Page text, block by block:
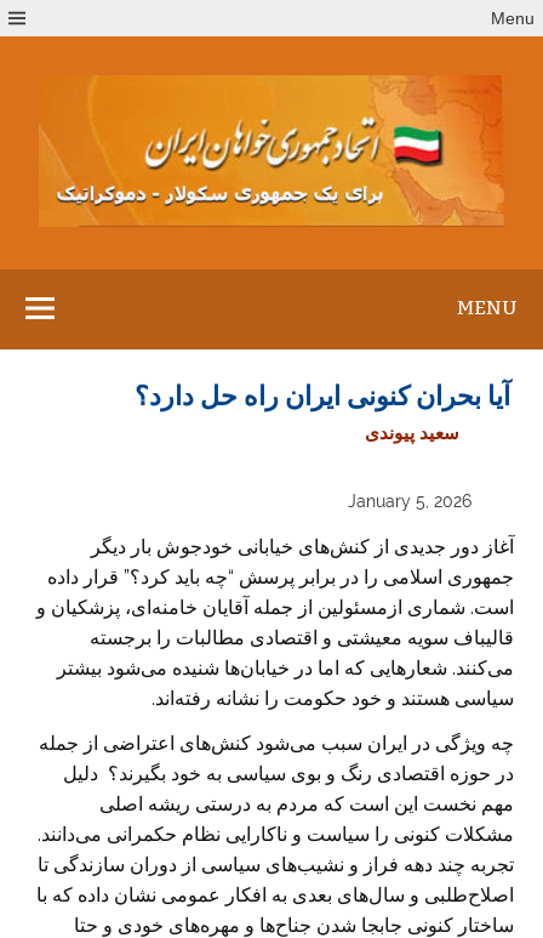
to
Menu
MENU
آیا بحران کنونی ایران راه حل دارد؟
سعید پیوندی
January 5, 2026
آغاز دور جدیدی از کنش‌های خیابانی خودجوش بار دیگر
جمهوری اسلامی را در برابر پرسش “چه باید کرد؟” قرار داده
است. شماری ازمسئولین از جمله آقایان خامنه‌ای، پزشکیان و
قالیباف سویه معیشتی و اقتصادی مطالبات را برجسته
می‌کنند. شعارهایی که اما در خیابان‌ها شنیده می‌شود بیشتر
سیاسی هستند و خود حکومت را نشانه رفته‌اند.
چه ویژگی در ایران سبب می‌شود کنش‌های اعتراضی از جمله
در حوزه اقتصادی رنگ و بوی سیاسی به خود بگیرند؟ دلیل
مهم نخست این است که مردم به درستی ریشه اصلی
مشکلات کنونی را سیاست و ناکارایی نظام حکمرانی می‌دانند.
تجربه چند دهه فراز و نشیب‌های سیاسی از دوران سازندگی تا
اصلاح‌طلبی و سال‌های بعدی به افکار عمومی نشان داده که با
ساختار کنونی جابجا شدن جناح‌ها و مهره‌های خودی و حتا